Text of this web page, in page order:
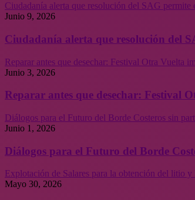
Ciudadanía alerta que resolución del SAG
Junio 9, 2026
Ciudadanía alerta que resolución del
Reparar antes que desechar: Festival Otra Vuelta
Junio 3, 2026
Reparar antes que desechar: Festival
Diálogos para el Futuro del Borde Costeros sin
Junio 1, 2026
Diálogos para el Futuro del Borde
Explotación de Salares para la obtención del litio
Mayo 30, 2026